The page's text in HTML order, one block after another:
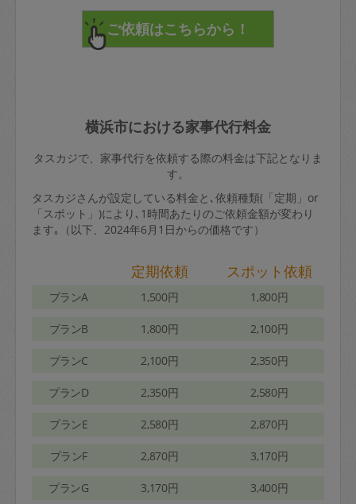
横浜市における家事代行料金
タスカジで、家事代行を依頼する際の料金は下記となりま
す。
タスカジさんが設定している料金と､依頼種類(「定期」or
「スポット」)により､1時間あたりのご依頼金額が変わり
ます｡（以下、2024年6月1日からの価格です）
定期依頼 スポット依頼
プランA 1,500円 1,800円
プランB 1,800円 2,100円
プランC 2,100円 2,350円
プランD 2,350円 2,580円
プランE 2,580円 2,870円
プランF 2,870円 3,170円
プランG 3,170円 3,400円